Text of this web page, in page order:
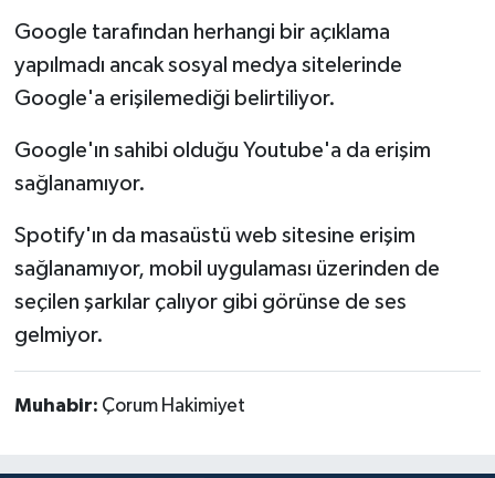
Google tarafından herhangi bir açıklama
yapılmadı ancak sosyal medya sitelerinde
Google'a erişilemediği belirtiliyor.
Google'ın sahibi olduğu Youtube'a da erişim
sağlanamıyor.
Spotify'ın da masaüstü web sitesine erişim
sağlanamıyor, mobil uygulaması üzerinden de
seçilen şarkılar çalıyor gibi görünse de ses
gelmiyor.
Muhabir: Çorum Hakimiyet